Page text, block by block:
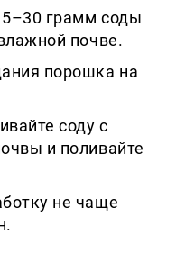
грамм соды
почве.
порошка на
соду с
и поливайте
не чаще